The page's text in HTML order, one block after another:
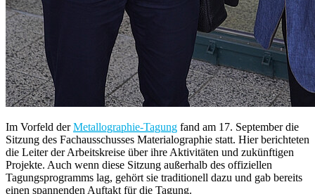
Im Vorfeld derMetallographie-Tagung fand am 17. September die
Sitzung des Fachausschusses Materialographie statt. Hier berichteten
die Leiter der Arbeitskreise über ihre Aktivitäten und zukünftigen
Projekte. Auch wenn diese Sitzung außerhalb des offiziellen
Tagungsprogramms lag, gehört sie traditionell dazu und gab bereits
einen spannenden Auftakt für die Tagung.